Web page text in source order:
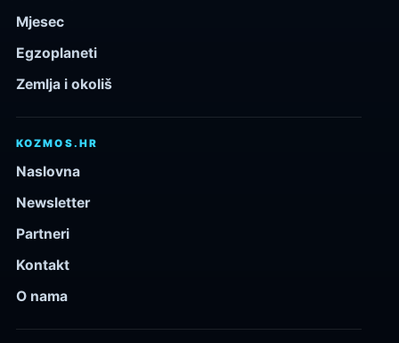
Mjesec
Egzoplaneti
Zemlja i okoliš
KOZMOS.HR
Naslovna
Newsletter
Partneri
Kontakt
O nama